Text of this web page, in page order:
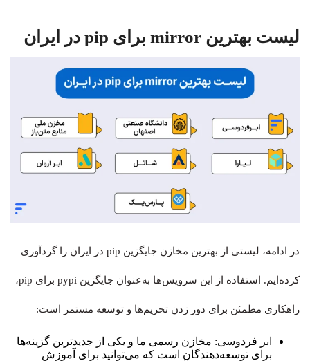
لیست بهترین mirror برای pip در ایران
در ادامه، لیستی از بهترین مخازن جایگزین pip در ایران را گردآوری
کرده‌ایم. استفاده از این سرویس‌ها به‌عنوان جایگزین pypi برای pip،
راهکاری مطمئن برای دور زدن تحریم‌ها و توسعه مستمر است:
ابر فردوسی: مخازن رسمی ما و یکی از جدیدترین گزینه‌ها
برای توسعه‌دهندگان است که می‌توانید برای آموزش